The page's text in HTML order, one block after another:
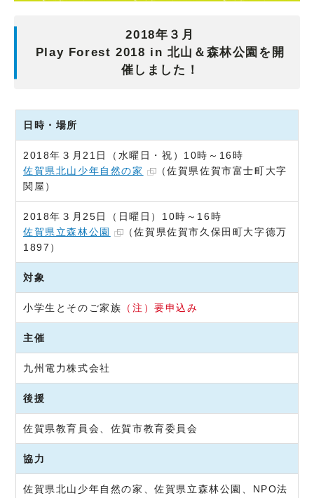
2018年３月
Play Forest 2018 in 北山＆森林公園を開
催しました！
日時・場所
2018年３月21日（水曜日・祝）10時～16時
佐賀県北山少年自然の家
（佐賀県佐賀市富士町大字
関屋）
2018年３月25日（日曜日）10時～16時
佐賀県立森林公園
（佐賀県佐賀市久保田町大字徳万
1897）
対象
小学生とそのご家族 （注）要申込み
主催
九州電力株式会社
後援
佐賀県教育員会、佐賀市教育委員会
協力
佐賀県北山少年自然の家、佐賀県立森林公園、NPO法